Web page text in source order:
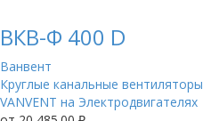
ВКВ-Ф 400 D
Ванвент
Круглые канальные
VANVENT на Электродвигателях